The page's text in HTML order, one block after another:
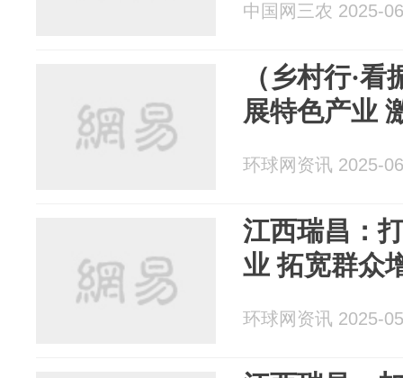
中国网三农 2025-
（乡村行·
展特色产业
环球网资讯 2025-
江西瑞昌：
业 拓宽群众
环球网资讯 2025-